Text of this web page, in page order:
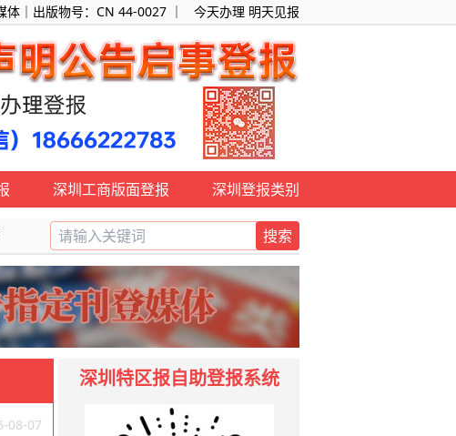
｜出版物号：CN 44-0027 ｜ 今天办理 明天见报
深圳工商版面登报 深圳登报类别
、启事、声明、通知、环评公示登报,欢迎来电咨询:0755-25318119/
搜索
08-07
深圳特区报自助登报系统